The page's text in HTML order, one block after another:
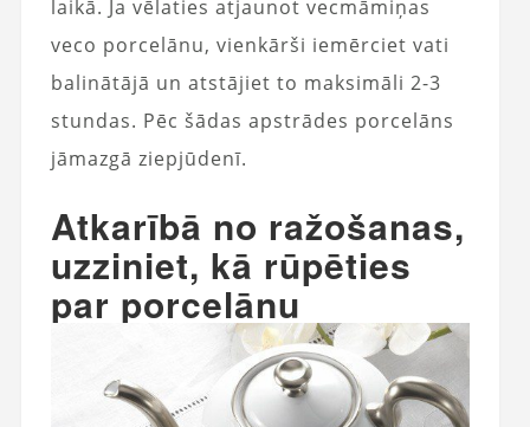
laikā. Ja vēlaties atjaunot vecmāmiņas
veco porcelānu, vienkārši iemērciet vati
balinātājā un atstājiet to maksimāli 2-3
stundas. Pēc šādas apstrādes porcelāns
jāmazgā ziepjūdenī.
Atkarībā no ražošanas,
uzziniet, kā rūpēties
par porcelānu